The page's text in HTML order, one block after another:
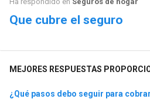
Que cubre el seguro
MEJORES RESPUESTAS
¿Qué pasos debo seguir para